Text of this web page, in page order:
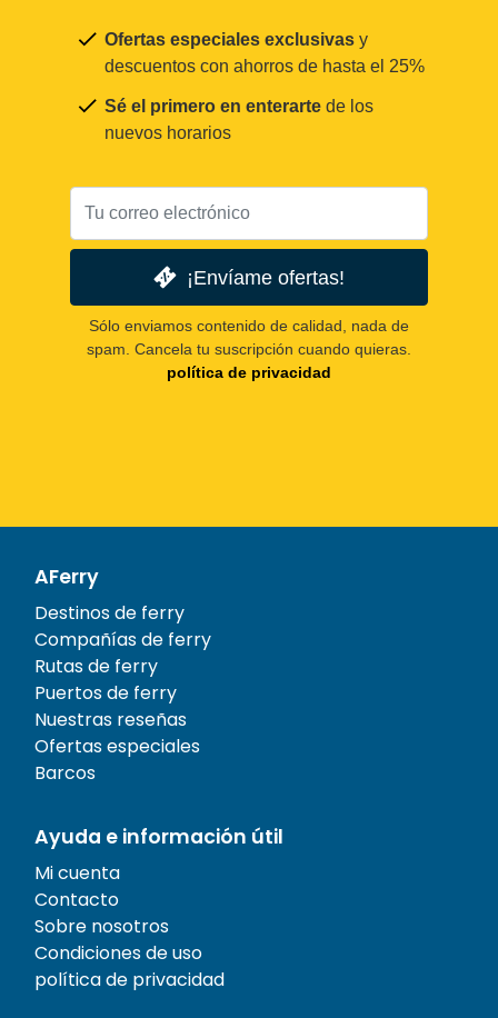
Ofertas especiales exclusivas y
descuentos con ahorros de hasta el 25%
Sé el primero en enterarte de los
nuevos horarios
¡Envíame ofertas!
Sólo enviamos contenido de calidad, nada de
spam. Cancela tu suscripción cuando quieras.
política de privacidad
AFerry
Destinos de ferry
Compañías de ferry
Rutas de ferry
Puertos de ferry
Nuestras reseñas
Ofertas especiales
Barcos
Ayuda e información útil
Mi cuenta
Contacto
Sobre nosotros
Condiciones de uso
política de privacidad